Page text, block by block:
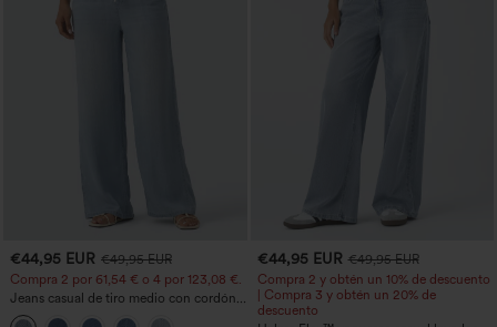
€44,95 EUR €49,95 EUR
Compra 2 por 61,54 € o 4 por 123,08 €.
Jeans casual de tiro medio con cordón y
bolsillos
€44,95 EUR €49,95 EUR
Compra 2 y obtén un 10% de descuento
| Compra 3 y obtén un 20% de
descuento